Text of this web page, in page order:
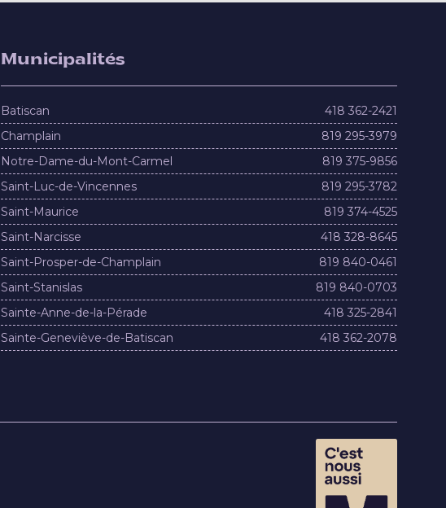
Municipalités
Batiscan
418 362-2421
Champlain
819 295-3979
Notre-Dame-du-Mont-Carmel
819 375-9856
Saint-Luc-de-Vincennes
819 295-3782
Saint-Maurice
819 374-4525
Saint-Narcisse
418 328-8645
Saint-Prosper-de-Champlain
819 840-0461
Saint-Stanislas
819 840-0703
Sainte-Anne-de-la-Pérade
418 325-2841
Sainte-Geneviève-de-Batiscan
418 362-2078